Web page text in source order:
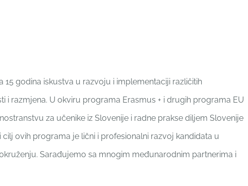
15 godina iskustva u razvoju i implementaciji različitih
i razmjena. U okviru programa Erasmus + i drugih programa EU
za učenike iz Slovenije i radne prakse diljem Slovenije
ovih programa je lični i profesionalni razvoj kandidata u
Sarađujemo sa mnogim međunarodnim partnerima i